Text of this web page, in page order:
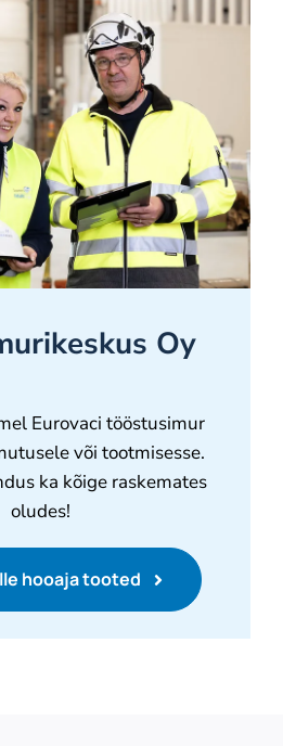
Oy
Eurovaci tööstusimur
või tootmisesse.
ka kõige raskemates
oludes!
hooaja tooted